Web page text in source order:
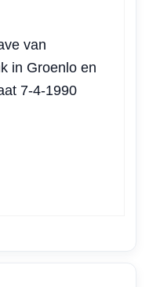
van
in Groenlo en
7-4-1990